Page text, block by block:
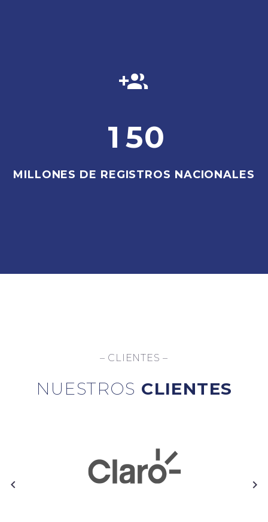


1 50
MILLONES DE REGISTROS NACIONALES
– CLIENTES –
NUESTROS CLIENTES